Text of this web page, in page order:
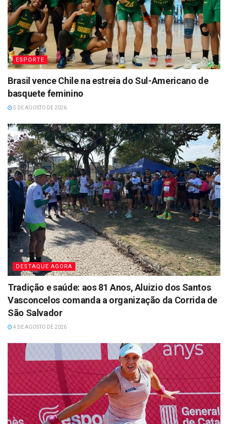
ESPORTE
Brasil vence Chile na estreia do Sul-Americano de
basquete feminino
5 DE AGOSTO DE 2026
DESTAQUE AGORA
Tradição e saúde: aos 81 Anos, Aluizio dos Santos
Vasconcelos comanda a organização da Corrida de
São Salvador
4 DE AGOSTO DE 2026